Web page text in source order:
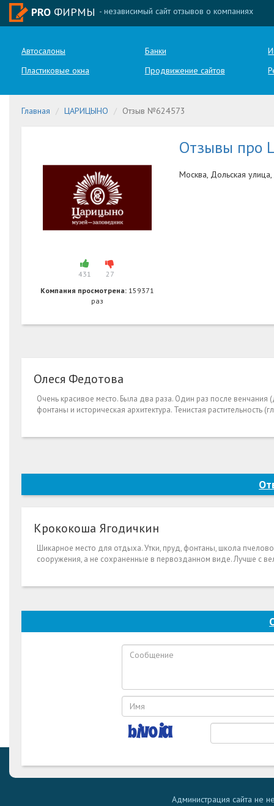
PRO ФИРМЫ - независимый сайт отзывов о компаниях
Автосалоны Банки
Пластиковые окна
Продвижение сайтов
Главная ЦАРИЦЫНО Отзыв №624573
431
27
Компания просмотрена: 159371
раз
Отзывы
Москва, Дольская
Олеся Федотова
Очень красивое место. Была два раза. Один раз после
фонтаны и историческая архитектура. Тенистая растительность
Крок­окош­а Ягод­ички­н
Шикарное место для отдыха. Утки, пруд, фонтаны, школа
сооружения, а не сохраненные в первозданном виде. Лучше с
Администрация сайта не